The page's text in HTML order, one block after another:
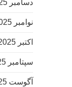
دسامبر 2025
نوامبر 2025
اکتبر 2025
سپتامبر 2025
آگوست 2025